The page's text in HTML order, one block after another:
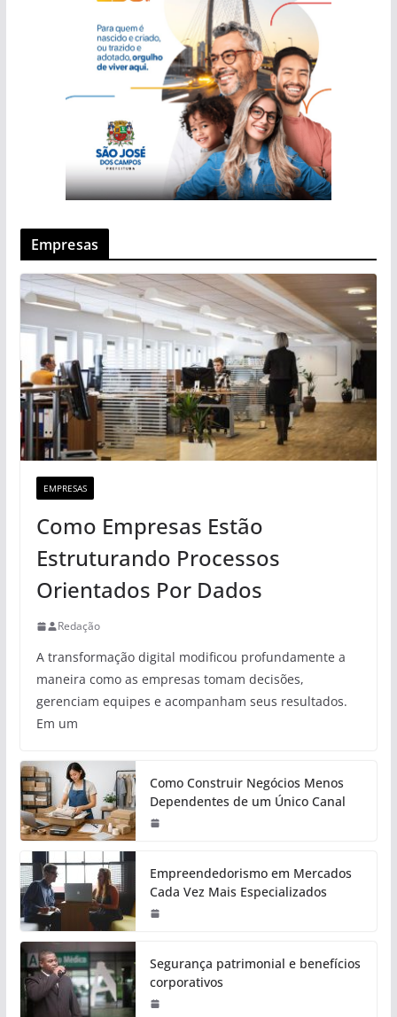
Empresas
EMPRESAS
Como Empresas Estão
Estruturando Processos
Orientados Por Dados
Redação
A transformação digital modificou profundamente a
maneira como as empresas tomam decisões,
gerenciam equipes e acompanham seus resultados.
Em um
Como Construir Negócios Menos
Dependentes de um Único Canal
Empreendedorismo em Mercados
Cada Vez Mais Especializados
Segurança patrimonial e benefícios
corporativos